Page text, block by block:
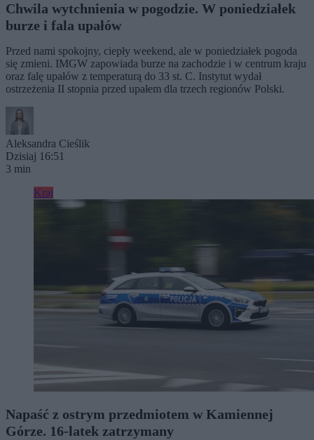
Chwila wytchnienia w pogodzie. W poniedziałek
burze i fala upałów
Przed nami spokojny, ciepły weekend, ale w poniedziałek pogoda
się zmieni. IMGW zapowiada burze na zachodzie i w centrum kraju
oraz falę upałów z temperaturą do 33 st. C. Instytut wydał
ostrzeżenia II stopnia przed upałem dla trzech regionów Polski.
Aleksandra Cieślik
Dzisiaj 16:51
3 min
Kraj
Napaść z ostrym przedmiotem w Kamiennej
Górze. 16-latek zatrzymany